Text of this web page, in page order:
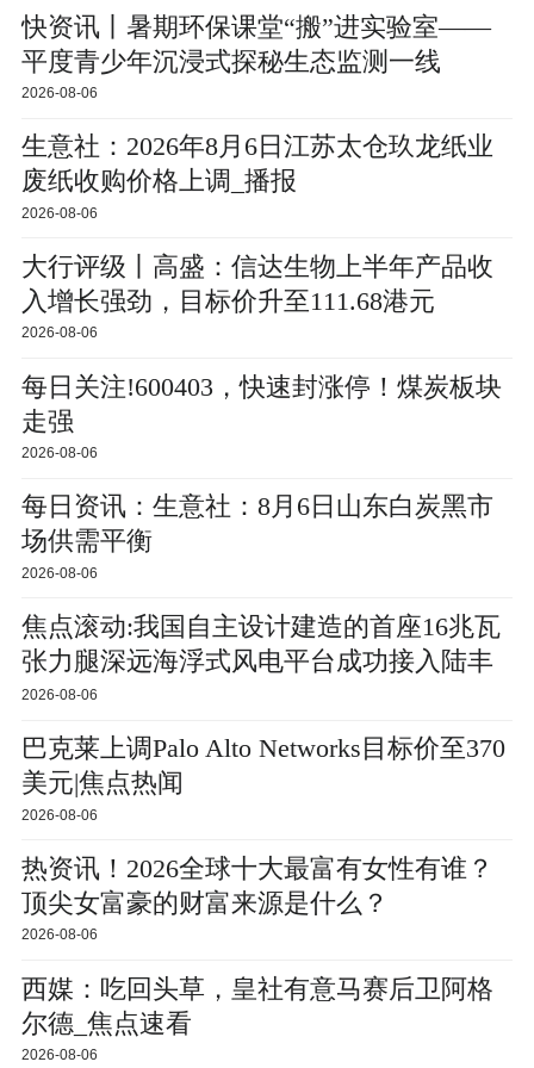
快资讯丨暑期环保课堂“搬”进实验室——
平度青少年沉浸式探秘生态监测一线
2026-08-06
生意社：2026年8月6日江苏太仓玖龙纸业
废纸收购价格上调_播报
2026-08-06
大行评级丨高盛：信达生物上半年产品收
入增长强劲，目标价升至111.68港元
2026-08-06
每日关注!600403，快速封涨停！煤炭板块
走强
2026-08-06
每日资讯：生意社：8月6日山东白炭黑市
场供需平衡
2026-08-06
焦点滚动:我国自主设计建造的首座16兆瓦
张力腿深远海浮式风电平台成功接入陆丰
油田电网
2026-08-06
巴克莱上调Palo Alto Networks目标价至370
美元|焦点热闻
2026-08-06
热资讯！2026全球十大最富有女性有谁？
顶尖女富豪的财富来源是什么？
2026-08-06
西媒：吃回头草，皇社有意马赛后卫阿格
尔德_焦点速看
2026-08-06